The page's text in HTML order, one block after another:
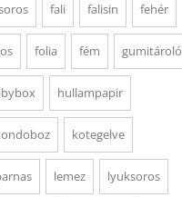
fali falisin fehér
folia fém gumitároló
hullampapir
kotegelve
lemez lyuksoros